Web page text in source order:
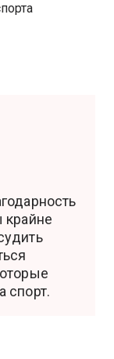
крайне
спорт.